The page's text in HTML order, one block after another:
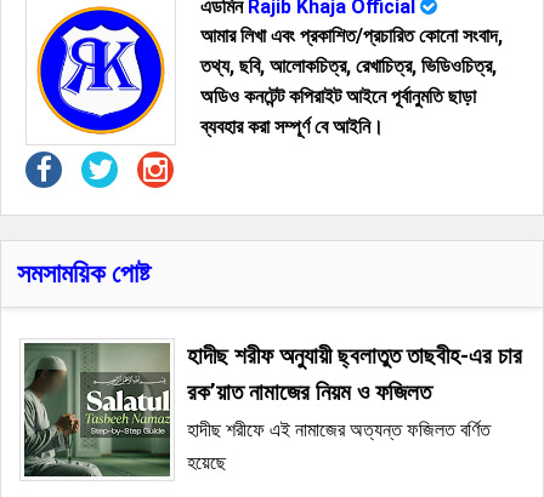
এডমিন Rajib Khaja Official
আমার লিখা এবং প্রকাশিত/প্রচারিত কোনো সংবাদ,
তথ্য, ছবি, আলোকচিত্র, রেখাচিত্র, ভিডিওচিত্র,
অডিও কনটেন্ট কপিরাইট আইনে পূর্বানুমতি ছাড়া
ব্যবহার করা সম্পূর্ণ বে আইনি।
সমসাময়িক পোষ্ট
হাদীছ শরীফ অনুযায়ী ছ্বলাতুত তাছবীহ-এর চার
রক’য়াত নামাজের নিয়ম ও ফজিলত
হাদীছ শরীফে এই নামাজের অত্যন্ত ফজিলত বর্ণিত
হয়েছে